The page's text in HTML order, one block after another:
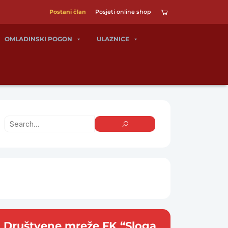
Postani član Posjeti online shop
OMLADINSKI POGON ULAZNICE